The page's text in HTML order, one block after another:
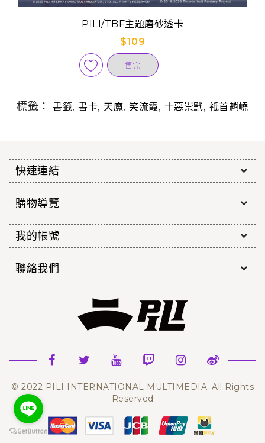
PILI/TBF主題磨砂透卡
$109
售完
標籤：書籤,書卡, 天魔,笑流霞, 十惡崇黓, 祇首魈嶢
快速連結
購物導覽
我的帳號
聯絡我們
© 2022 PILI INTERNATIONAL MULTIMEDIA. All Rights
Reserved